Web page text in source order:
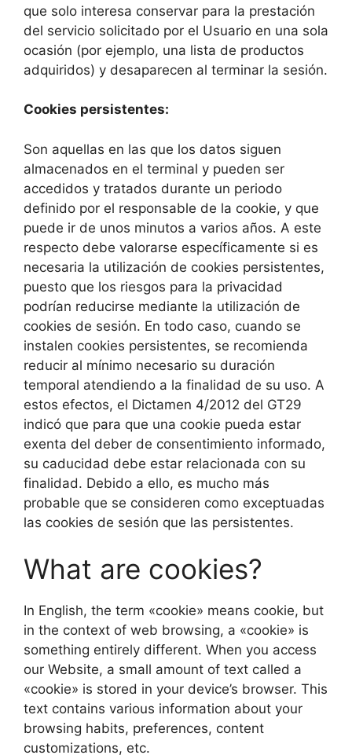
que solo interesa conservar para la prestación
del servicio solicitado por el Usuario en una sola
ocasión (por ejemplo, una lista de productos
adquiridos) y desaparecen al terminar la sesión.
Cookies persistentes:
Son aquellas en las que los datos siguen
almacenados en el terminal y pueden ser
accedidos y tratados durante un periodo
definido por el responsable de la cookie, y que
puede ir de unos minutos a varios años. A este
respecto debe valorarse específicamente si es
necesaria la utilización de cookies persistentes,
puesto que los riesgos para la privacidad
podrían reducirse mediante la utilización de
cookies de sesión. En todo caso, cuando se
instalen cookies persistentes, se recomienda
reducir al mínimo necesario su duración
temporal atendiendo a la finalidad de su uso. A
estos efectos, el Dictamen 4/2012 del GT29
indicó que para que una cookie pueda estar
exenta del deber de consentimiento informado,
su caducidad debe estar relacionada con su
finalidad. Debido a ello, es mucho más
probable que se consideren como exceptuadas
las cookies de sesión que las persistentes.
What are cookies?
In English, the term «cookie» means cookie, but
in the context of web browsing, a «cookie» is
something entirely different. When you access
our Website, a small amount of text called a
«cookie» is stored in your device’s browser. This
text contains various information about your
browsing habits, preferences, content
customizations, etc.